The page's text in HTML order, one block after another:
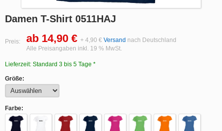
Damen T-Shirt 0511HAJ
Preis: ab 14,90 € + 4,90 € Versand nach Deutschland
Alle Preisangaben inkl. 19 % MwSt.
Lieferzeit: Standard 3 bis 5 Tage *
Größe:
Farbe: